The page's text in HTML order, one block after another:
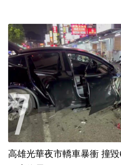
高雄光華夜市轎車暴衝 撞